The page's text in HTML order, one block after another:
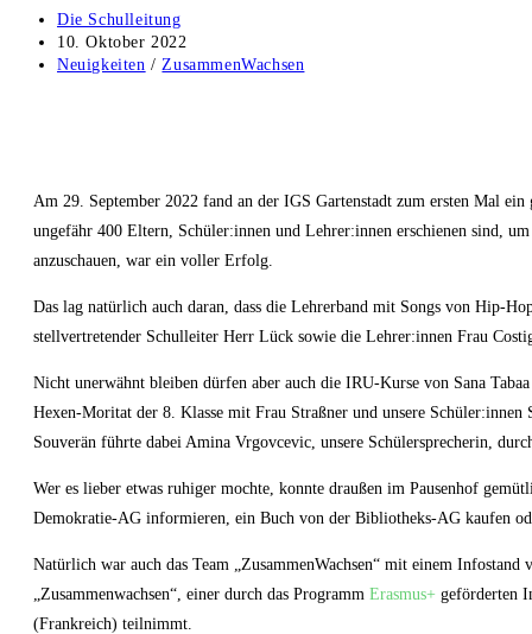
Die Schulleitung
10. Oktober 2022
Neuigkeiten / ZusammenWachsen
Am 29. September 2022 fand an der IGS Gartenstadt zum ersten Mal
ungefähr 400 Eltern, Schüler:innen und Lehrer:innen erschienen sind,
anzuschauen, war ein voller Erfolg.
Das lag natürlich auch daran, dass die Lehrerband mit Songs von Hip-
stellvertretender Schulleiter Herr Lück sowie die Lehrer:innen Frau
Nicht unerwähnt bleiben dürfen aber auch die IRU-Kurse von Sana
Hexen-Moritat der 8. Klasse mit Frau Straßner und unsere
Souverän führte dabei Amina Vrgovcevic, unsere Schülersprecherin,
Wer es lieber etwas ruhiger mochte, konnte draußen im Pausenhof
Demokratie-AG informieren, ein Buch von der Bibliotheks-AG kaufen
Natürlich war auch das Team „ZusammenWachsen“ mit einem
„Zusammenwachsen“, einer durch das Programm Erasmus+ geförderten
(Frankreich) teilnimmt.